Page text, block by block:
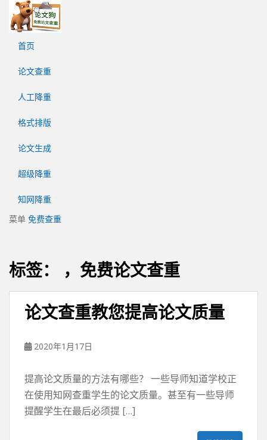
首页
论文查重
人工降重
格式排版
论文生成
超级降重
知网降重
菜单 免费查重
标签：
，免费论文查重
论文查重教您提高论文质量
2020年1月17日
提高论文质量的方法有哪些？ 一些导师知道学校正
在使用知网查重学生的论文质量。甚至有一些导师
提醒学生在最后必须提 […]